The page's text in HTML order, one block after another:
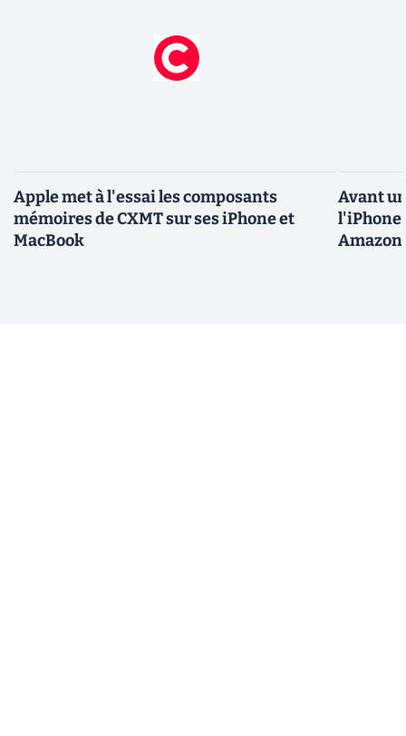
Apple met à l'essai les composants
mémoires de CXMT sur ses iPhone et
MacBook
Avant
l'iPhone
Amazon